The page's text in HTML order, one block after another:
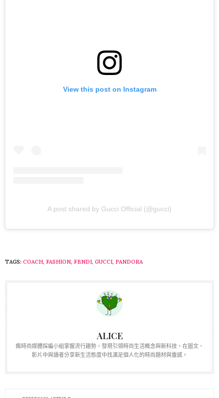
View this post on Instagram
A post shared by Gucci Official (@gucci)
TAGS: COACH, FASHION, FENDI, GUCCI, PANDORA
ALICE
瘋時尚媒體採編小組掌握流行趨勢，發現引領時尚生活概念與新科技，在圖文、
影片中與讀者分享新生活態度中找滿足個人化的時尚題材與靈感。